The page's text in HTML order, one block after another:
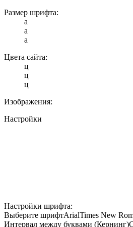
Размер шрифта:
a
a
a
Цвета сайта:
ц
ц
ц
Изображения:
Настройки
Настройки шрифта:
Выберите шрифтArialTimes New
Интервал между буквами (Кернинг)